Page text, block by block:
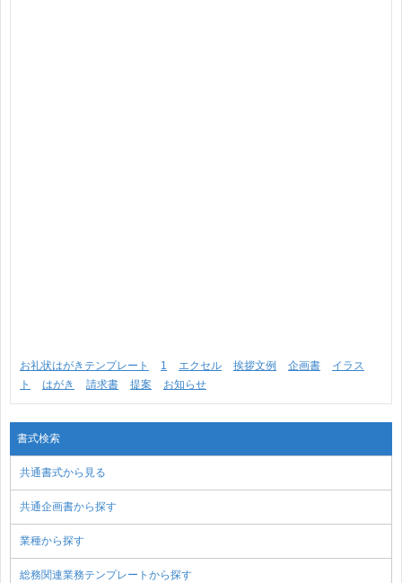
お礼状はがきテンプレート 1 エクセル 挨拶文例 企画書
イラス
ト
はがき 請求書 提案 お知らせ
書式検索
共通書式から見る
共通企画書から探す
業種から探す
総務関連業務テンプレートから探す